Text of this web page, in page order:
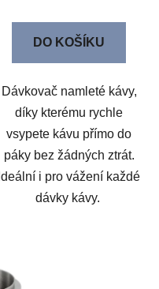
DO KOŠÍKU
Dávkovač namleté kávy,
díky kterému rychle
vsypete kávu přímo do
páky bez žádných ztrát.
Ideální i pro vážení každé
dávky kávy.